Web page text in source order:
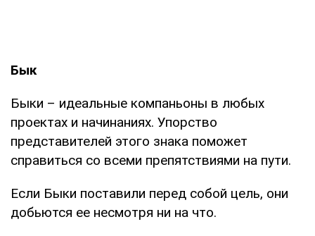
Бык
Быки – идеальные компаньоны в любых
проектах и начинаниях. Упорство
представителей этого знака поможет
справиться со всеми препятствиями на пути.
Если Быки поставили перед собой цель, они
добьются ее несмотря ни на что.